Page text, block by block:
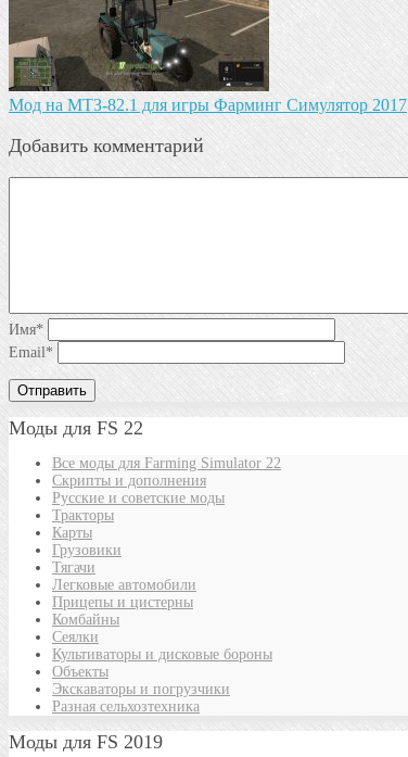
Мод на МТЗ-82.1 для игры Фарминг Симулятор 2017
Добавить комментарий
Имя*
Email*
Моды для FS 22
Все моды для Farming Simulator 22
Скрипты и дополнения
Русские и советские моды
Тракторы
Карты
Грузовики
Тягачи
Легковые автомобили
Прицепы и цистерны
Комбайны
Сеялки
Культиваторы и дисковые бороны
Объекты
Экскаваторы и погрузчики
Разная сельхозтехника
Моды для FS 2019